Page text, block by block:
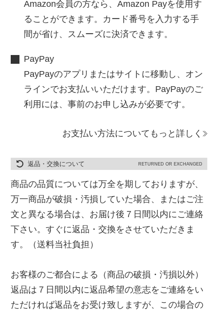
Amazon会員の方なら、Amazon Payを使用す
ることができます。カード番号を入力する手
間が省け、スムーズに決済できます。
PayPay
PayPayのアプリまたはサイトに移動し、オン
ラインでお支払いいただけます。PayPayのご
利用には、事前のお申し込みが必要です。
お支払い方法についてもっと詳しく
返品・交換について RETURNED OR EXCHANGED
商品の品質については万全を期しておりますが、
万一商品が破損・汚損していた場合、またはご注
文と異なる場合は、お届け後７日間以内にご連絡
下さい。すぐに返品・交換をさせていただきま
す。（送料当社負担）
お客様のご都合による（商品の破損・汚損以外）
返品は７日間以内に返品希望の意志をご連絡をい
ただければ返品をお受け致しますが、この場合の